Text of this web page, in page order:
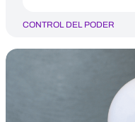
CONTROL DEL PODER